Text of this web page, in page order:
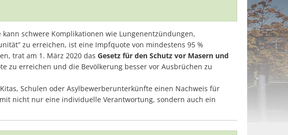
schwere Komplikationen wie Lungenentzündungen,
zu erreichen, ist eine Impfquote von mindestens 95 %
trat am 1. März 2020 das Gesetz für den Schutz vor Masern und
zu erreichen und die Bevölkerung besser vor Ausbrüchen zu
Schulen oder Asylbewerberunterkünfte einen Nachweis für
nicht nur eine individuelle Verantwortung, sondern auch ein